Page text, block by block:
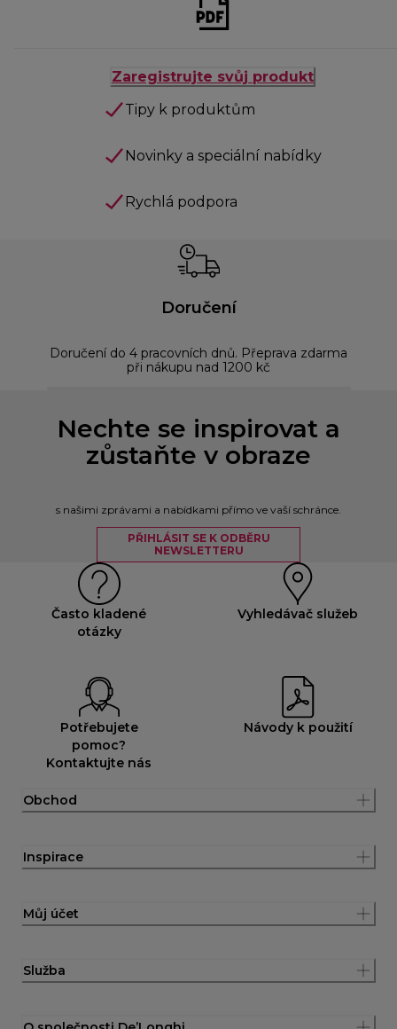
Zaregistrujte svůj produkt
Tipy k produktům
Novinky a speciální nabídky
Rychlá podpora
Doručení
Doručení do 4 pracovních dnů. Přeprava zdarma
při nákupu nad 1200 kč
Nechte se inspirovat a
zůstaňte v obraze
s našimi zprávami a nabídkami přímo ve vaší schránce.
PŘIHLÁSIT SE K ODBĚRU
NEWSLETTERU
Často kladené
otázky
Vyhledávač služeb
Potřebujete
pomoc?
Kontaktujte nás
Návody k použití
Obchod
Inspirace
Můj účet
Služba